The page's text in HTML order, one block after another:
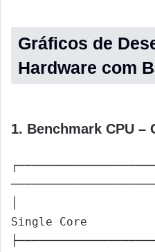
Gráficos de
Hardware com
1. Benchmark CPU –
│
Single Core